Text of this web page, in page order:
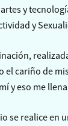
y
y
cariño de
y eso me
se realice en